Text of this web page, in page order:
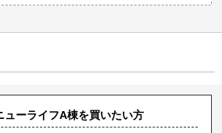
ューライフA棟を買いたい方